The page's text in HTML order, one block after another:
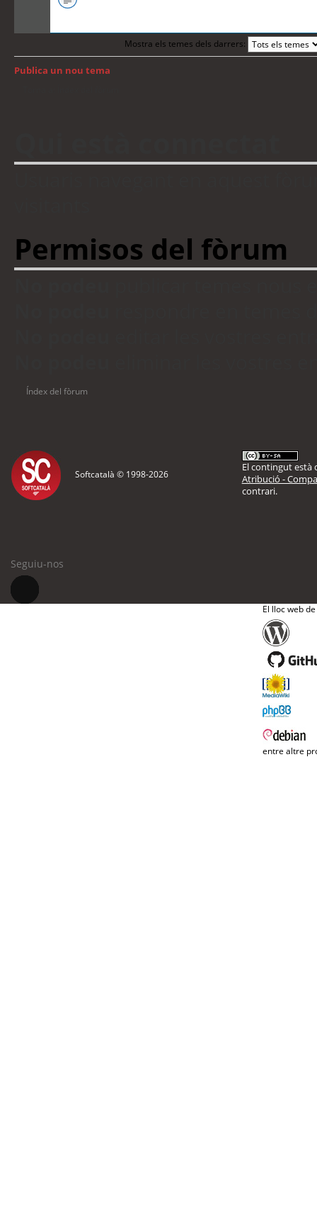
Mostra els temes dels darrers:
Publica un nou tema
Permisos del fòrum
Índex del fòrum
Softcatalà © 1998-2026
El contingut està
Atribució -
contrari.
Seguiu-nos
El lloc web
entre altre